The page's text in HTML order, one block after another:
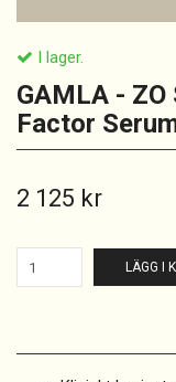
I lager.
GAMLA -
Factor
2 125 kr
LÄGG I